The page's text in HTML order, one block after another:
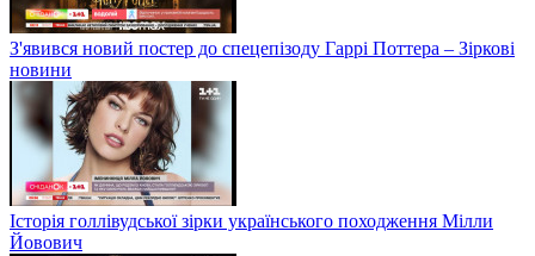
З'явився новий постер до спецепізоду Гаррі Поттера – Зіркові
новини
Історія голлівудської зірки українського походження Мілли
Йовович